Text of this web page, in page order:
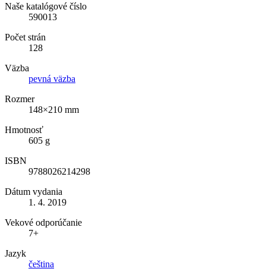
Naše katalógové číslo
590013
Počet strán
128
Väzba
pevná väzba
Rozmer
148×210 mm
Hmotnosť
605 g
ISBN
9788026214298
Dátum vydania
1. 4. 2019
Vekové odporúčanie
7+
Jazyk
čeština